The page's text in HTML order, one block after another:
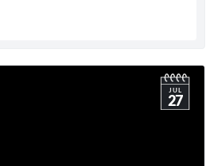
JUL
27